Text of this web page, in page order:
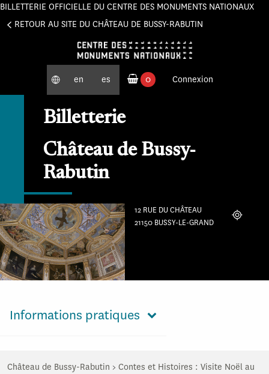
BILLETTERIE OFFICIELLE DU CENTRE DES MONUMENTS NATIONAUX
RETOUR AU SITE DU CHÂTEAU DE BUSSY-RABUTIN
en es
0
Connexion
Billetterie
Château de Bussy-
Rabutin
12 RUE DU CHÂTEAU
21150 BUSSY-LE-GRAND
Localiser
Informations pratiques
Château de Bussy-Rabutin > Contes et Histoires : Visite Noël au
Panneau de gestion des cookies